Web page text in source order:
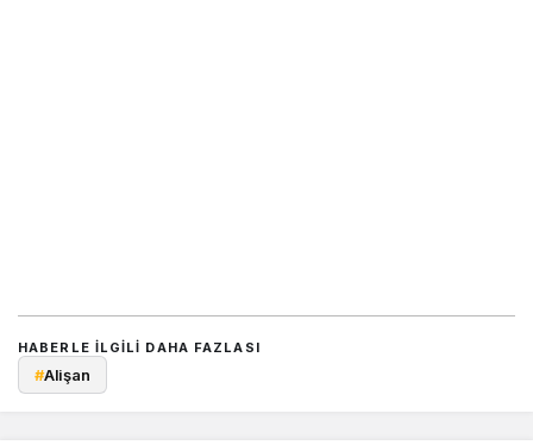
HABERLE ILGILI DAHA FAZLASI
#Alişan